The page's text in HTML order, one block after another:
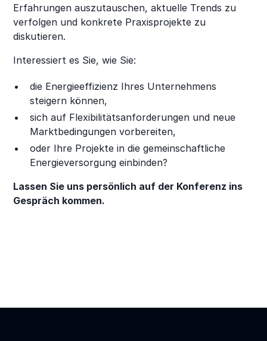
Erfahrungen auszutauschen, aktuelle Trends zu
verfolgen und konkrete Praxisprojekte zu
diskutieren.
Interessiert es Sie, wie Sie:
die Energieeffizienz Ihres Unternehmens
steigern können,
sich auf Flexibilitätsanforderungen und neue
Marktbedingungen vorbereiten,
oder Ihre Projekte in die gemeinschaftliche
Energieversorgung einbinden?
Lassen Sie uns persönlich auf der Konferenz ins
Gespräch kommen.